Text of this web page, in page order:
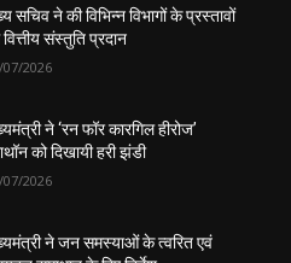
सचिव ने की विभिन्न विभागों के प्रस्तावों
संस्तुति प्रदान
07/2026
ने ‘रन फॉर कारगिल हीरोज’
को दिखायी हरी झंडी
07/2026
ने जन समस्याओं के त्वरित एवं